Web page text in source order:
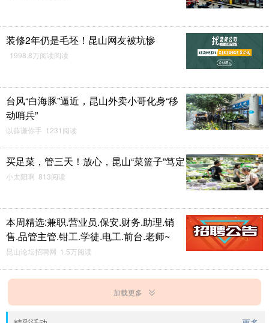
装修2年仍是毛坯！昆山网友被坑惨
1998.8万阅读阅读
台风“白海豚”逼近，昆山外卖小哥化身“移
动哨兵”
以薛谦你手 1231阅读
买足菜，管三天！放心，昆山“菜篮子”笃定
小太阳啊 813阅读
本周精选:兼职.营业员.保安.财务.助理.销
售.品管主管.钳工.学徒.电工.前台.老师~
昆山论坛招聘网 1.5万阅读
加载更多